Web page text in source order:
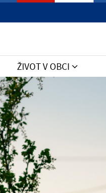
ŽIVOT V OBCI